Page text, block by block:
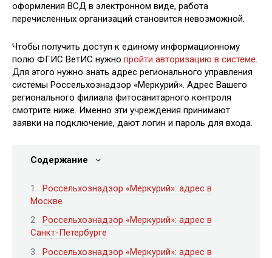
оформления ВСД в электронном виде, работа
перечисленных организаций становится невозможной.
Чтобы получить доступ к единому информационному
полю ФГИС ВетИС нужно пройти авторизацию в системе.
Для этого нужно знать адрес регионального управления
системы Россельхознадзор «Меркурий». Адрес Вашего
регионального филиала фитосанитарного контроля
смотрите ниже. Именно эти учреждения принимают
заявки на подключение, дают логин и пароль для входа.
Содержание
Россельхознадзор «Меркурий»: адрес в
Москве
Россельхознадзор «Меркурий»: адрес в
Санкт-Петербурге
Россельхознадзор «Меркурий»: адрес в